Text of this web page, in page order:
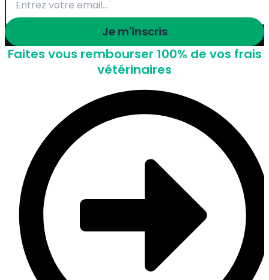
Je m'inscris
Faites vous rembourser 100% de vos frais
vétérinaires